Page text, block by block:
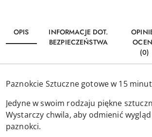
OPIS
INFORMACJE DOT.
BEZPIECZEŃSTWA
(0)
Paznokcie Sztuczne gotowe w 15
Jedyne w swoim rodzaju piękne
Wystarczy chwila, aby odmienić
paznokci.